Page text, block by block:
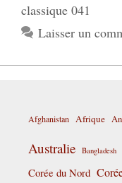
classique 041
Laisser un
Afghanistan Afrique
Australie Bangladesh
Corée du Nord